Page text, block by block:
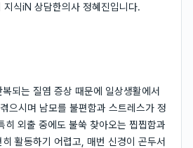
식iN 상담한의사 정혜진입니다.
되는 질염 증상 때문에 일상생활에서
으시며 남모를 불편함과 스트레스가 정
히 외출 중에도 불쑥 찾아오는 찝찝함과
활동하기 어렵고, 매번 신경이 곤두서